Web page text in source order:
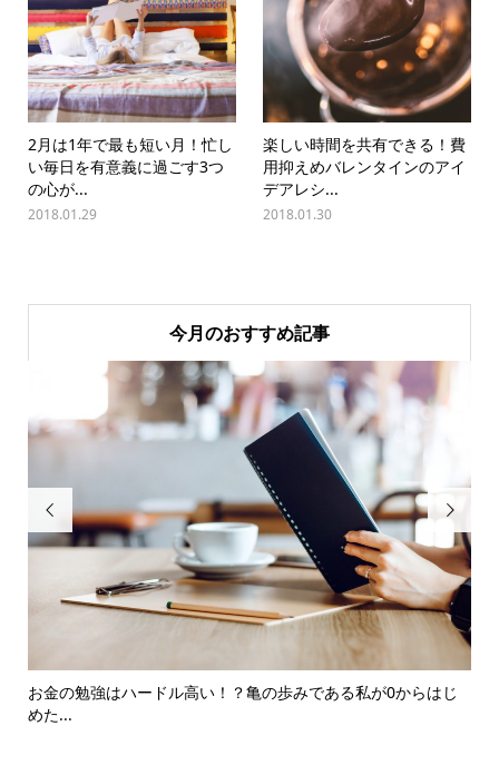
2月は1年で最も短い月！忙し
い毎日を有意義に過ごす3つ
の心が...
2018.01.29
楽しい時間を共有できる！費
用抑えめバレンタインのアイ
デアレシ...
2018.01.30
今月のおすすめ記事

お金の勉強はハードル高い！？亀の歩みである私が0からはじ
めた...
